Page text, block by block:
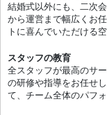
結婚式以外にも、二次
から運営まで幅広くお
トに喜んでいただける
スタッフの教育
全スタッフが最高のサ
の研修や指導をお任せ
て、チーム全体のパフ